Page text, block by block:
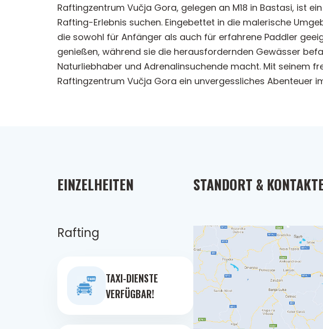
Raftingzentrum Vučja Gora, gelegen an M18 in Bastasi, ist
Rafting-Erlebnis suchen. Eingebettet in die malerische
die sowohl für Anfänger als auch für erfahrene Paddler
genießen, während sie die herausfordernden Gewässer
Naturliebhaber und Adrenalinsuchende macht. Mit seinem
Raftingzentrum Vučja Gora ein unvergessliches Abenteuer
EINZELHEITEN
Rafting
TAXI-DIENSTE
VERFÜGBAR!
STANDORT &